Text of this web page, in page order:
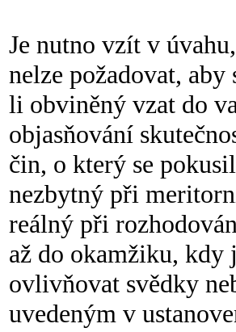
Je nutno vzít v
nelze požadovat, aby
li obviněný vzat do
objasňování
čin, o který se
nezbytný při
reálný při
až do okamžiku, kdy
ovlivňovat svědky
uvedeným v